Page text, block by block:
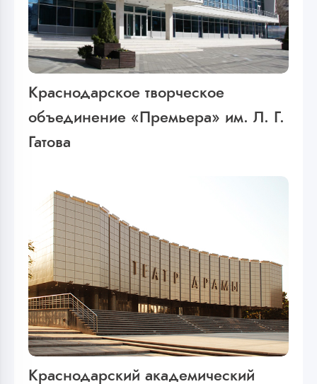
Краснодарское творческое
объединение «Премьера» им. Л. Г.
Гатова
Краснодарский академический